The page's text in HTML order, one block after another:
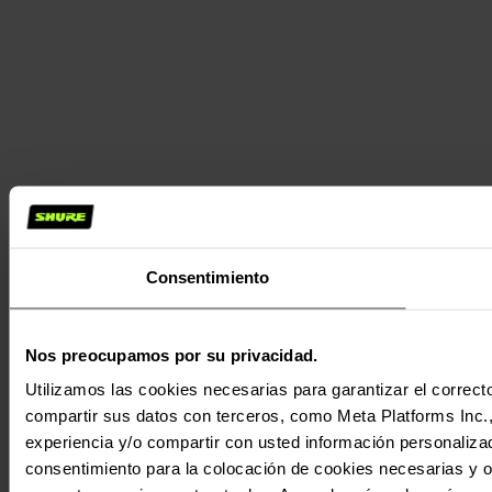
Consentimiento
Nos preocupamos por su privacidad.
Utilizamos las cookies necesarias para garantizar el
compartir sus datos con terceros, como Meta Platforms
experiencia y/o compartir con usted información
consentimiento para la colocación de cookies necesarias